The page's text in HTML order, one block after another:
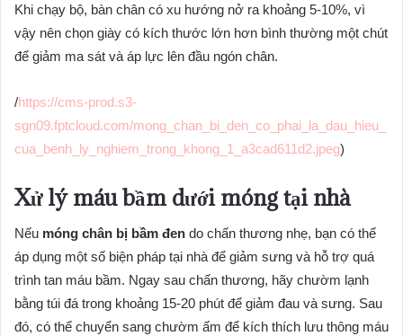
Khi chạy bộ, bàn chân có xu hướng nở ra khoảng 5-10%, vì
vậy nên chọn giày có kích thước lớn hơn bình thường một chút
để giảm ma sát và áp lực lên đầu ngón chân.
/https://cms-prod.s3-
sgn09.fptcloud.com/mong_chan_bi_den_co_phai_la_dau_hieu_
cua_benh_ly_nghiem_trong_khong_1_a3cad611d2.jpeg)
Xử lý máu bầm dưới móng tại nhà
Nếu móng chân bị bầm đen do chấn thương nhẹ, bạn có thể
áp dụng một số biện pháp tại nhà để giảm sưng và hỗ trợ quá
trình tan máu bầm. Ngay sau chấn thương, hãy chườm lạnh
bằng túi đá trong khoảng 15-20 phút để giảm đau và sưng. Sau
đó, có thể chuyển sang chườm ấm để kích thích lưu thông máu